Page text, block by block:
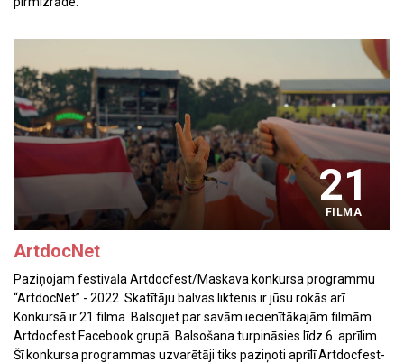
21
FILMA
ArtdocNet
Paziņojam festivāla Artdocfest/Maskava konkursa programmu
“ArtdocNet” - 2022. Skatītāju balvas liktenis ir jūsu rokās arī.
Konkursā ir 21 filma. Balsojiet par savām iecienītākajām filmām
Artdocfest Facebook grupā. Balsošana turpināsies līdz 6. aprīlim.
Šī konkursa programmas uzvarētāji tiks paziņoti aprīlī Artdocfest-